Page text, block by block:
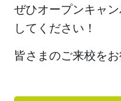
ぜひオープンキャ
してください！
皆さまのご来校を